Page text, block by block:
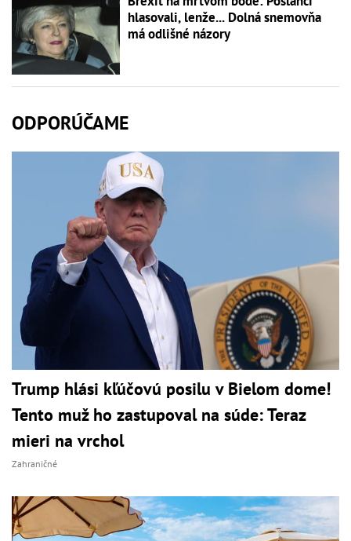
hlasovali, lenže... Dolná snemovňa
má odlišné názory
ODPORÚČAME
Trump hlási kľúčovú posilu v Bielom dome!
Tento muž ho zastupoval na súde: Teraz
mieri na vrchol
Zahraničné